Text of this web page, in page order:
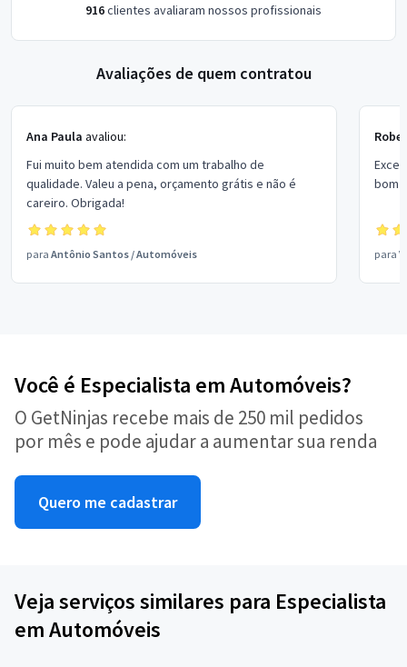
916clientes avaliaram nossos profissionais
Avaliações de quem contratou
Ana Paula avaliou:
Fui muito bem atendida com um trabalho de
qualidade. Valeu a pena, orçamento grátis e não é
careiro. Obrigada!
para Antônio Santos /Automóveis
bom
para
Você é Especialista em Automóveis?
O GetNinjas recebe mais de 250 mil pedidos
por mês e pode ajudar a aumentar sua renda
Quero me cadastrar
Veja serviços similares para Especialista
em Automóveis